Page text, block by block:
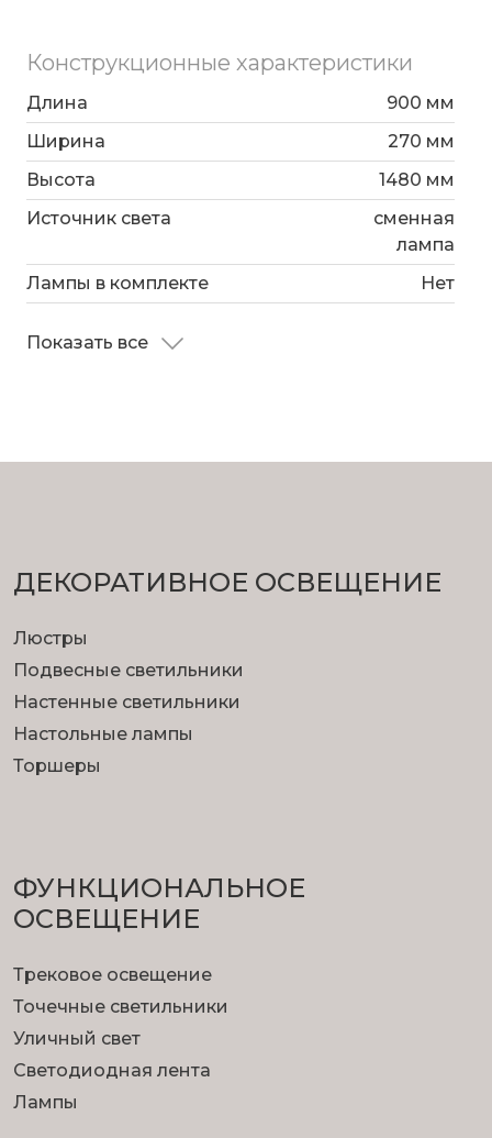
Конструкционные характеристики
Длина
900 мм
Ширина
270 мм
Высота
1480 мм
Источник света
сменная
лампа
Лампы в комплекте
Нет
Показать все
ДЕКОРАТИВНОЕ ОСВЕЩЕНИЕ
Люстры
Подвесные светильники
Настенные светильники
Настольные лампы
Торшеры
ФУНКЦИОНА­ЛЬНОЕ
ОСВЕЩЕНИЕ
Трековое освещение
Точечные светильники
Уличный свет
Светодиодная лента
Лампы